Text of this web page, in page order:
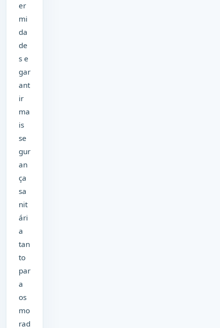
er
mi
da
de
s e
gar
ant
ir
ma
is
se
gur
an
ça
sa
nit
ári
a
tan
to
par
a
os
mo
rad